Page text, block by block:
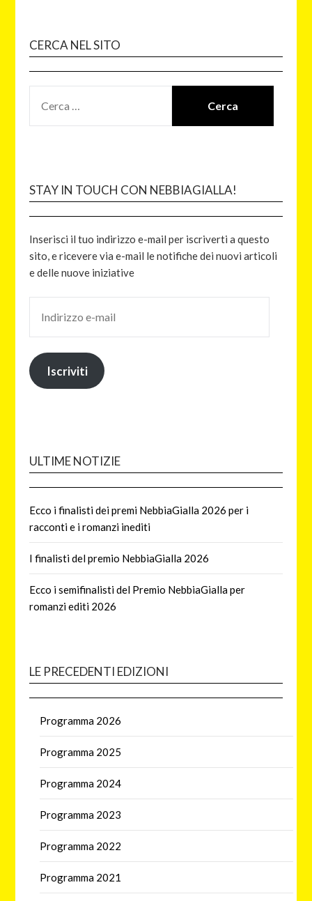
CERCA NEL SITO
STAY IN TOUCH CON NEBBIAGIALLA!
Inserisci il tuo indirizzo e-mail per iscriverti a questo
sito, e ricevere via e-mail le notifiche dei nuovi articoli
e delle nuove iniziative
Iscriviti
ULTIME NOTIZIE
Ecco i finalisti dei premi NebbiaGialla 2026 per i
racconti e i romanzi inediti
I finalisti del premio NebbiaGialla 2026
Ecco i semifinalisti del Premio NebbiaGialla per
romanzi editi 2026
LE PRECEDENTI EDIZIONI
Programma 2026
Programma 2025
Programma 2024
Programma 2023
Programma 2022
Programma 2021